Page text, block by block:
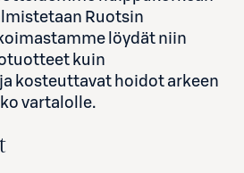
Ruotsin
löydät niin
kuin
kosteuttavat hoidot arkeen
vartalolle.